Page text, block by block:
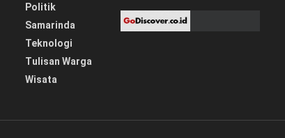
Politik
Samarinda
Teknologi
Tulisan Warga
Wisata